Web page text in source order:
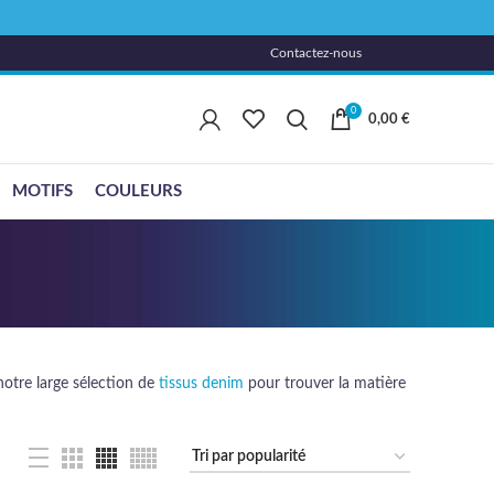
Contactez-nous
0
0,00 €
MOTIFS COULEURS
large sélection de tissus denim pour trouver la matière